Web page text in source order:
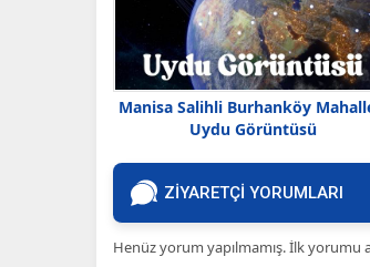
Manisa Salihli Burhanköy
Uydu Görüntüsü
ZİYARETÇİ YORUMLARI
Henüz yorum yapılmamış. İlk yorumu